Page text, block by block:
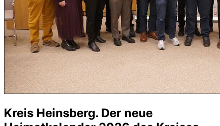
Kreis Heinsberg. Der neue